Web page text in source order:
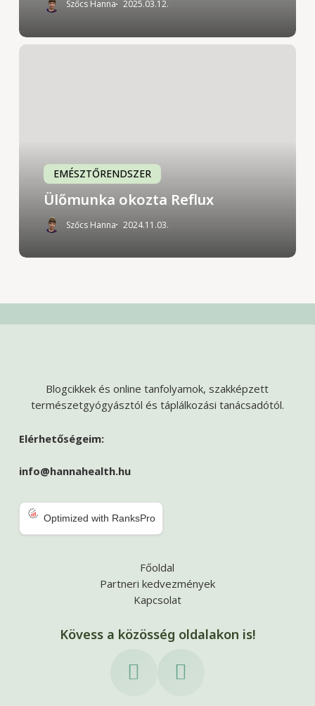
Szőcs Hanna 2025.03.12.
Ülőmunka
EMÉSZTŐRENDSZER
Ülőmunka okozta Reflux
Szőcs Hanna 2024.11.03.
Blogcikkek és online tanfolyamok, szakképzett
természetgyógyásztól és táplálkozási tanácsadótól.
Elérhetőségeim:
info@hannahealth.hu
Optimized with RanksPro
Főoldal
Partneri kedvezmények
Kapcsolat
Kövess a közösség oldalakon is!